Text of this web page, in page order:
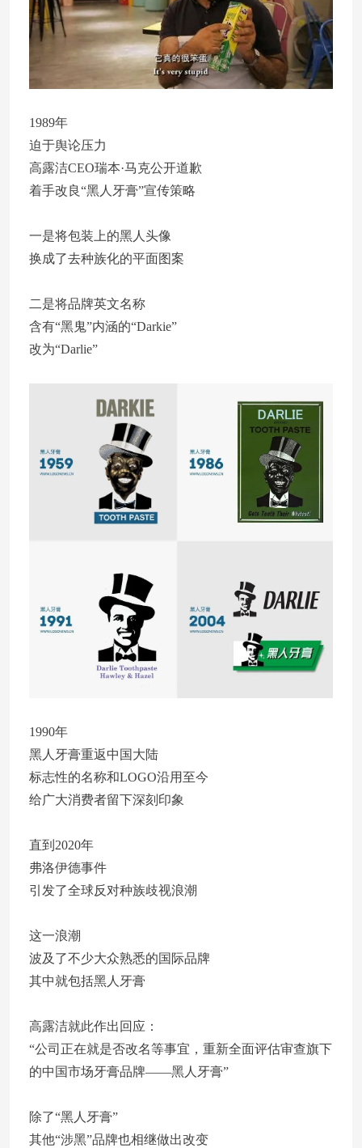
1989年
迫于舆论压力
高露洁CEO瑞本·马克公开道歉
着手改良“黑人牙膏”宣传策略
一是将包装上的黑人头像
换成了去种族化的平面图案
二是将品牌英文名称
含有“黑鬼”内涵的“Darkie”
改为“Darlie”
1990年
黑人牙膏重返中国大陆
标志性的名称和LOGO沿用至今
给广大消费者留下深刻印象
直到2020年
弗洛伊德事件
引发了全球反对种族歧视浪潮
这一浪潮
波及了不少大众熟悉的国际品牌
其中就包括黑人牙膏
高露洁就此作出回应：
“公司正在就是否改名等事宜，重新全面评估审查旗下
的中国市场牙膏品牌——黑人牙膏”
除了“黑人牙膏”
其他“涉黑”品牌也相继做出改变